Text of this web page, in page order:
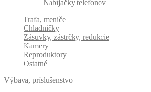
Nabíjačky telefonov
Trafa, meniče
Chladničky
Zásuvky, zástrčky, redukcie
Kamery
Reproduktory
Ostatné
Výbava, príslušenstvo